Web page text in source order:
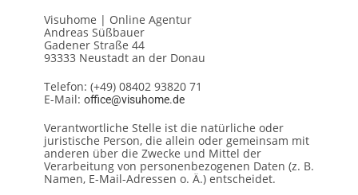
Visuhome | Online Agentur
Andreas Süßbauer
Gadener Straße 44
93333 Neustadt an der Donau
Telefon: (+49) 08402 93820 71
E-Mail: office@visuhome.de
Verantwortliche Stelle ist die natürliche oder
juristische Person, die allein oder gemeinsam mit
anderen über die Zwecke und Mittel der
Verarbeitung von personenbezogenen Daten (z. B.
Namen, E-Mail-Adressen o. Ä.) entscheidet.